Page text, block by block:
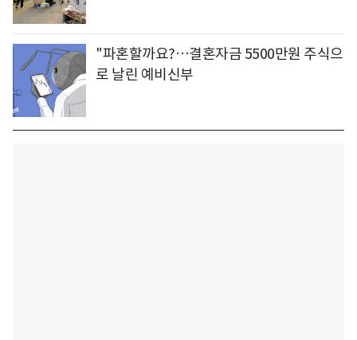
"파혼할까요?…결혼자금 5500만원 주식으
로 날린 예비신부